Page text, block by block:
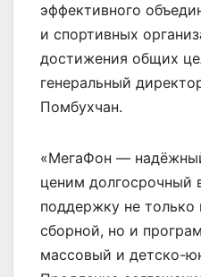
эффективного
и спортивных
достижения общих
генеральный
Помбухчан.
«МегаФон —
ценим долгосрочный
поддержку не только
сборной, но и
массовый и детско-